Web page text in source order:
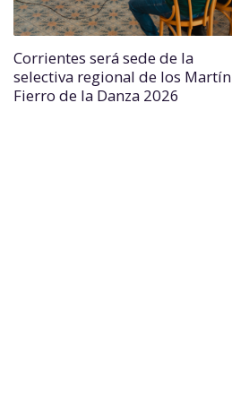
Corrientes será sede de la
selectiva regional de los Martín
Fierro de la Danza 2026